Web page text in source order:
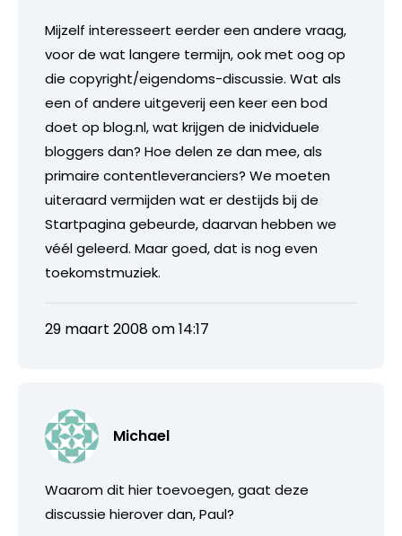
Mijzelf interesseert eerder een andere vraag,
voor de wat langere termijn, ook met oog op
die copyright/eigendoms-discussie. Wat als
een of andere uitgeverij een keer een bod
doet op blog.nl, wat krijgen de inidviduele
bloggers dan? Hoe delen ze dan mee, als
primaire contentleveranciers? We moeten
uiteraard vermijden wat er destijds bij de
Startpagina gebeurde, daarvan hebben we
véél geleerd. Maar goed, dat is nog even
toekomstmuziek.
29 maart 2008 om 14:17
Michael
Waarom dit hier toevoegen, gaat deze
discussie hierover dan, Paul?